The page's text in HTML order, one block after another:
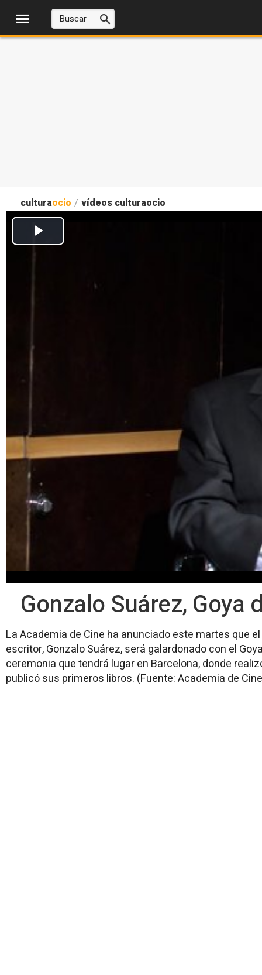
culturaocio / vídeos culturaocio
Gonzalo Suárez, Goya
La Academia de Cine ha anunciado este martes que
escritor, Gonzalo Suárez, será galardonado con el
ceremonia que tendrá lugar en Barcelona, donde
publicó sus primeros libros. (Fuente: Academia de